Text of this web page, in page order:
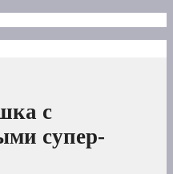
с
супер-